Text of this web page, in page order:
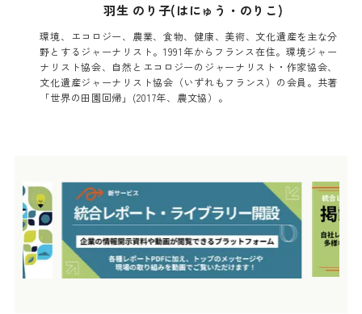
羽生 のり子(はにゅう・のりこ)
環境、エコロジー、農業、食物、健康、美術、文化遺産を主な分
野とするジャーナリスト。1991年からフランス在住。環境ジャー
ナリスト協会、自然とエコロジーのジャーナリスト・作家協会、
文化遺産ジャーナリスト協会（いずれもフランス）の会員。共著
「世界の田園回帰」(2017年、農文協）。